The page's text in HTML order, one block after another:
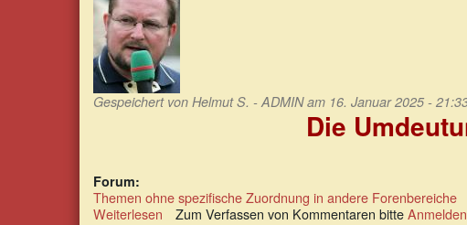
zur
Horrorshow
Gespeichert von Helmut S. - ADMINam 16. Januar 2025 -
Die
Forum:
Themen ohne spezifische Zuordnung in andere Forenbereiche
Weiterlesen über
Zum Verfassen von Kommentaren bitteAnmelden